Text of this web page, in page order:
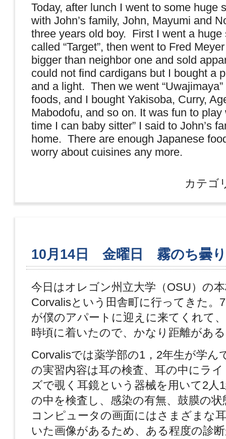
Today, after lunch I went to some huge
with John’s family, John, Mayumi and
three years old boy. First I went a huge
called “Target”, then went to Fred
bigger than neighbor one and sold
could not find cardigans but I bought a
and a light. Then we went
foods, and I bought Yakisoba, Curry,
Mabodofu, and so on. It was fun to
time I can baby sitter” I said to John’s
home. There are enough Japanese
worry about cuisines any more.
カテゴ
10月14日 金曜日 霧のち曇り
今日はオレゴン州立大学（OSU）の
Corvalisという田舎町に行ってきた。
が僕のアパートに迎えに来てくれて
時頃に着いたので、かなり距離があ
Corvalisでは薬学部の1，2年生が学ん
の実習内容は耳の検査、耳の中にラ
ズで覗く耳鏡という器械を用いて2人
の中を検査し、感染の有無、鼓膜の
コンピュータの画面にはさまざまな
いた画像があるため、ある程度の診